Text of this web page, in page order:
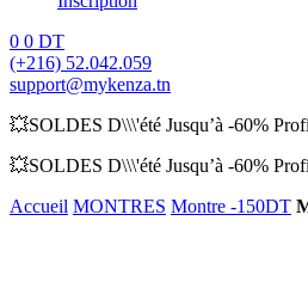
0 0 DT
(+216) 52.042.059
support@mykenza.tn
💥SOLDES D\\\'été Jusqu’à -60%
💥SOLDES D\\\'été Jusqu’à -60%
Accueil MONTRES Montre -150DT